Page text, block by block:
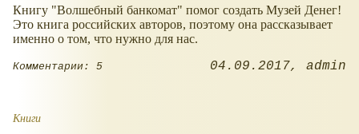
Книгу "Волшебный банкомат" помог создать Музей Денег!
Это книга российских авторов, поэтому она рассказывает
именно о том, что нужно для нас.
Комментарии: 5 04.09.2017 admin
Книги